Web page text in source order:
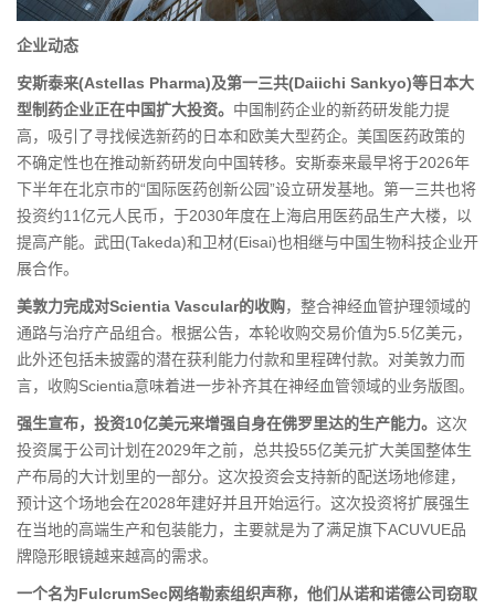
企业动态
安斯泰来(Astellas Pharma)及第一三共(Daiichi Sankyo)等日本大
型制药企业正在中国扩大投资。 中国制药企业的新药研发能力提
高，吸引了寻找候选新药的日本和欧美大型药企。美国医药政策的
不确定性也在推动新药研发向中国转移。安斯泰来最早将于2026年
下半年在北京市的“国际医药创新公园”设立研发基地。第一三共也将
投资约11亿元人民币，于2030年度在上海启用医药品生产大楼，以
提高产能。武田(Takeda)和卫材(Eisai)也相继与中国生物科技企业开
展合作。
美敦力完成对Scientia Vascular的收购，整合神经血管护理领域的
通路与治疗产品组合。根据公告，本轮收购交易价值为5.5亿美元，
此外还包括未披露的潜在获利能力付款和里程碑付款。对美敦力而
言，收购Scientia意味着进一步补齐其在神经血管领域的业务版图。
强生宣布，投资10亿美元来增强自身在佛罗里达的生产能力。 这次
投资属于公司计划在2029年之前，总共投55亿美元扩大美国整体生
产布局的大计划里的一部分。这次投资会支持新的配送场地修建，
预计这个场地会在2028年建好并且开始运行。这次投资将扩展强生
在当地的高端生产和包装能力，主要就是为了满足旗下ACUVUE品
牌隐形眼镜越来越高的需求。
一个名为FulcrumSec网络勒索组织声称，他们从诺和诺德公司窃取